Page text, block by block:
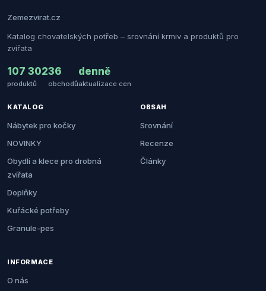
Zemezvirat.cz
Katalog chovatelských potřeb – srovnání krmiv a produktů pro
zvířata
107 302
produktů
36
obchodů
denně
aktualizace cen
KATALOG
Nábytek pro kočky
NOVINKY
Obydlí a klece pro drobná
zvířata
Doplňky
Kuřácké potřeby
Granule-pes
OBSAH
Srovnání
Recenze
Články
INFORMACE
O nás